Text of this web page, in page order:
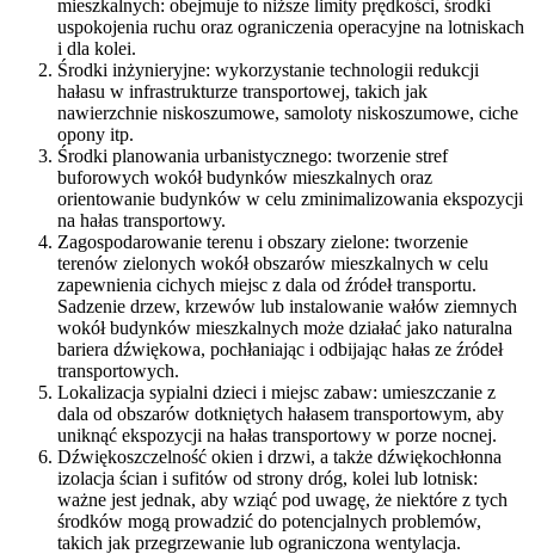
mieszkalnych: obejmuje to niższe limity prędkości, środki
uspokojenia ruchu oraz ograniczenia operacyjne na lotniskach
i dla kolei.
Środki inżynieryjne: wykorzystanie technologii redukcji
hałasu w infrastrukturze transportowej, takich jak
nawierzchnie niskoszumowe, samoloty niskoszumowe, ciche
opony itp.
Środki planowania urbanistycznego: tworzenie stref
buforowych wokół budynków mieszkalnych oraz
orientowanie budynków w celu zminimalizowania ekspozycji
na hałas transportowy.
Zagospodarowanie terenu i obszary zielone: tworzenie
terenów zielonych wokół obszarów mieszkalnych w celu
zapewnienia cichych miejsc z dala od źródeł transportu.
Sadzenie drzew, krzewów lub instalowanie wałów ziemnych
wokół budynków mieszkalnych może działać jako naturalna
bariera dźwiękowa, pochłaniając i odbijając hałas ze źródeł
transportowych.
Lokalizacja sypialni dzieci i miejsc zabaw: umieszczanie z
dala od obszarów dotkniętych hałasem transportowym, aby
uniknąć ekspozycji na hałas transportowy w porze nocnej.
Dźwiękoszczelność okien i drzwi, a także dźwiękochłonna
izolacja ścian i sufitów od strony dróg, kolei lub lotnisk:
ważne jest jednak, aby wziąć pod uwagę, że niektóre z tych
środków mogą prowadzić do potencjalnych problemów,
takich jak przegrzewanie lub ograniczona wentylacja.